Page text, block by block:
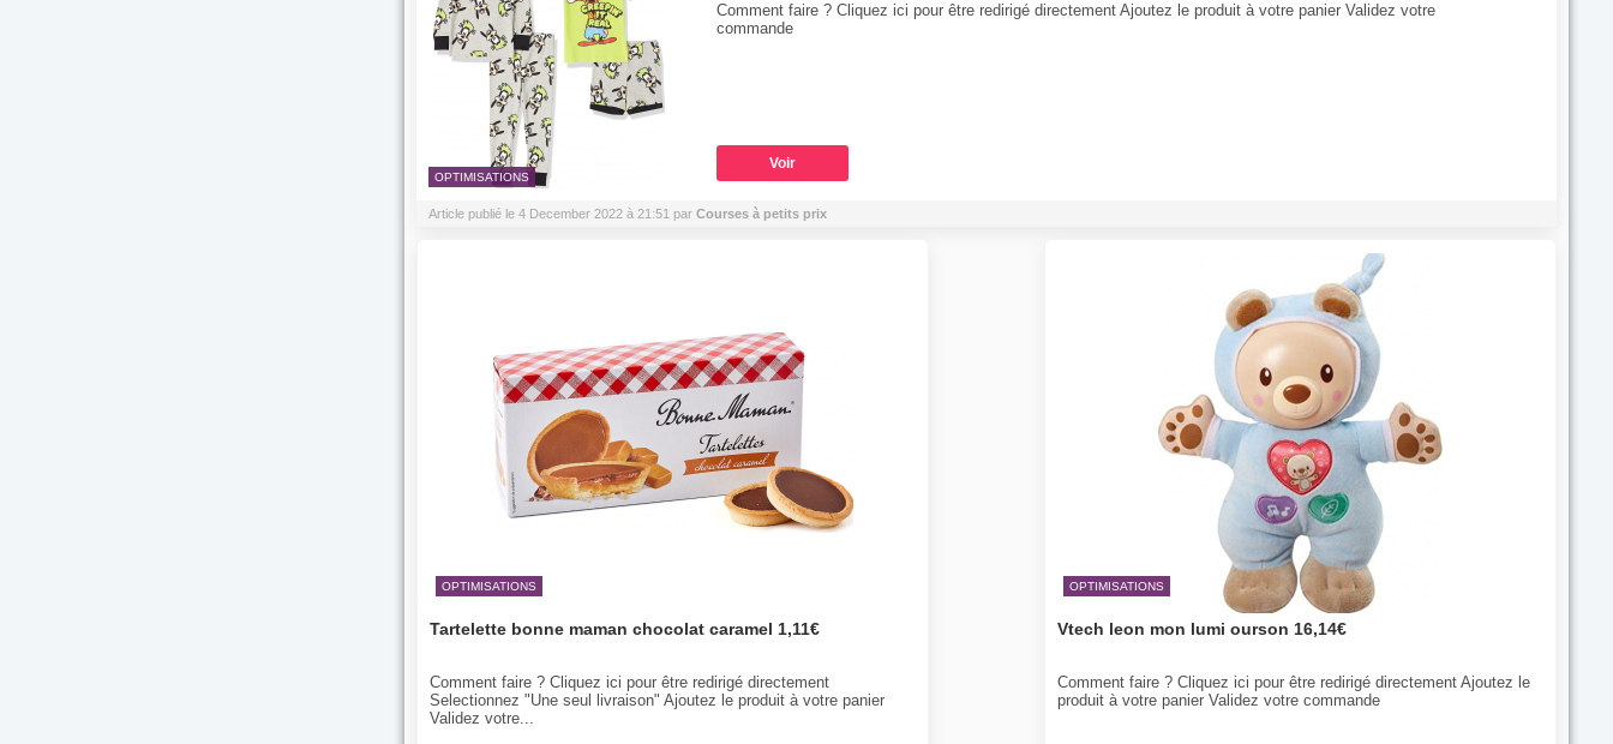
OPTIMISATIONS
Comment faire ? Cliquez ici pour être redirigé directement Ajoutez le produit à votre panier Validez votre
commande
Voir
Article publié le 4 December 2022 à 21:51 par Courses à petits prix
OPTIMISATIONS
Tartelette bonne maman chocolat caramel 1,11€
Comment faire ? Cliquez ici pour être redirigé directement
Selectionnez "Une seul livraison" Ajoutez le produit à votre panier
Validez votre...
OPTIMISATIONS
Vtech leon mon lumi ourson 16,14€
Comment faire ? Cliquez ici pour être redirigé directement Ajoutez le
produit à votre panier Validez votre commande